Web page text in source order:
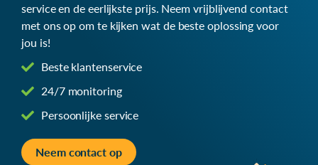
service en de eerlijkste prijs. Neem vrijblijvend contact
met ons op om te kijken wat de beste oplossing voor
jou is!
Beste klantenservice
24/7 monitoring
Persoonlijke service
Neem contact op